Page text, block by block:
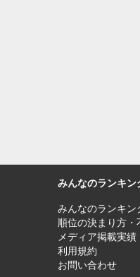
みんなのランキン
みんなのランキン
順位の決まり方
メディア掲載実績
利用規約
お問い合わせ